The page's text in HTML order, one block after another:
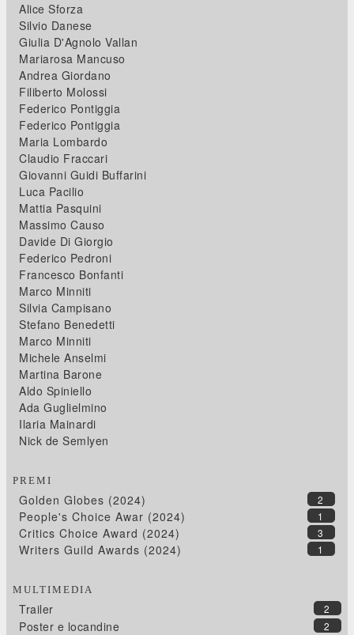
Alice Sforza
Silvio Danese
Giulia D'Agnolo Vallan
Mariarosa Mancuso
Andrea Giordano
Filiberto Molossi
Federico Pontiggia
Federico Pontiggia
Maria Lombardo
Claudio Fraccari
Giovanni Guidi Buffarini
Luca Pacilio
Mattia Pasquini
Massimo Causo
Davide Di Giorgio
Federico Pedroni
Francesco Bonfanti
Marco Minniti
Silvia Campisano
Stefano Benedetti
Marco Minniti
Michele Anselmi
Martina Barone
Aldo Spiniello
Ada Guglielmino
Ilaria Mainardi
Nick de Semlyen
PREMI
2
Golden Globes (2024)
1
People's Choice Awar (2024)
3
Critics Choice Award (2024)
1
Writers Guild Awards (2024)
MULTIMEDIA
2
Trailer
2
Poster e locandine